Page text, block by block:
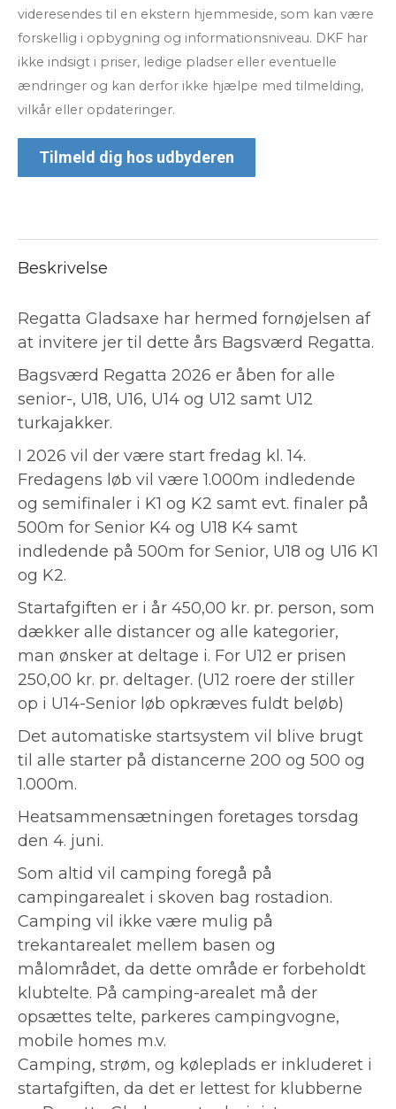
videresendes til en ekstern hjemmeside, som kan være
forskellig i opbygning og informationsniveau. DKF har
ikke indsigt i priser, ledige pladser eller eventuelle
ændringer og kan derfor ikke hjælpe med tilmelding,
vilkår eller opdateringer.
Tilmeld dig hos udbyderen
Beskrivelse
Regatta Gladsaxe har hermed fornøjelsen af
at invitere jer til dette års Bagsværd Regatta.
Bagsværd Regatta 2026 er åben for alle
senior-, U18, U16, U14 og U12 samt U12
turkajakker.
I 2026 vil der være start fredag kl. 14.
Fredagens løb vil være 1.000m indledende
og semifinaler i K1 og K2 samt evt. finaler på
500m for Senior K4 og U18 K4 samt
indledende på 500m for Senior, U18 og U16 K1
og K2.
Startafgiften er i år 450,00 kr. pr. person, som
dækker alle distancer og alle kategorier,
man ønsker at deltage i. For U12 er prisen
250,00 kr. pr. deltager. (U12 roere der stiller
op i U14-Senior løb opkræves fuldt beløb)
Det automatiske startsystem vil blive brugt
til alle starter på distancerne 200 og 500 og
1.000m.
Heatsammensætningen foretages torsdag
den 4. juni.
Som altid vil camping foregå på
campingarealet i skoven bag rostadion.
Camping vil ikke være mulig på
trekantarealet mellem basen og
målområdet, da dette område er forbeholdt
klubtelte. På camping-arealet må der
opsættes telte, parkeres campingvogne,
mobile homes m.v.
Camping, strøm, og køleplads er inkluderet i
startafgiften, da det er lettest for klubberne